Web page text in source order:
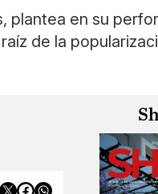
plantea en su
de la